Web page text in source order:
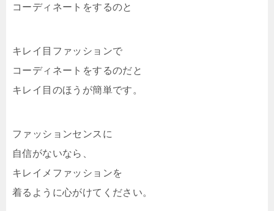
コーディネートをするのと
キレイ目ファッションで
コーディネートをするのだと
キレイ目のほうが簡単です。
ファッションセンスに
自信がないなら、
キレイメファッションを
着るように心がけてください。